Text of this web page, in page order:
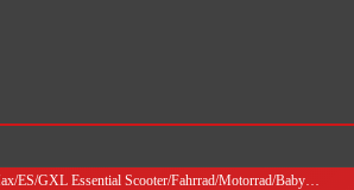
ES/GXL Essential Scooter/Fahrrad/Motorrad/Baby…